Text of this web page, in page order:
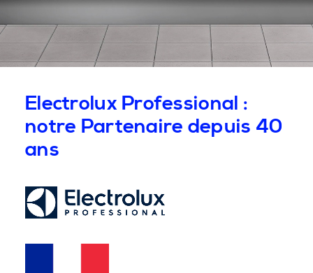
Electrolux Professional :
notre Partenaire depuis 40
ans